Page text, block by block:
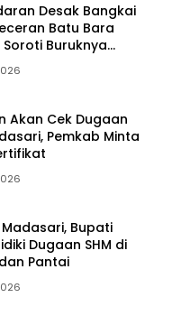
Desak Bangkai
Batu Bara
Buruknya
Akan Cek Dugaan
Pemkab Minta
Bupati
Dugaan SHM di
Pantai